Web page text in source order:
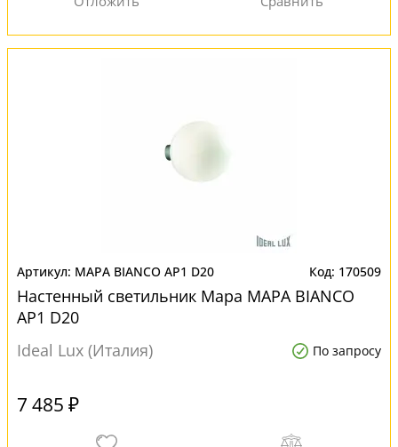
MAPA BIANCO AP1 D20 170509
Настенный светильник Mapa MAPA BIANCO
AP1 D20
Ideal Lux (Италия)
По запросу
7 485 ₽